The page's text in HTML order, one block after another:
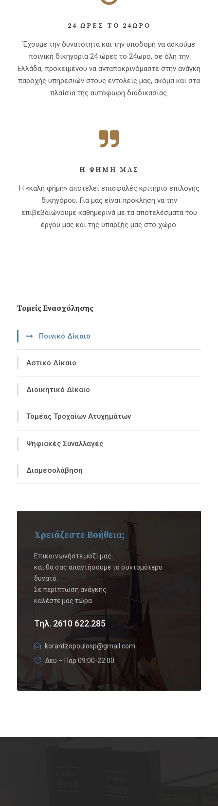
24 ΩΡΕΣ ΤΟ 24ΩΡΟ
Έχουμε την δυνατότητα και την υποδομή να ασκούμε
ποινική δικηγορία 24 ώρες το 24ωρο, σε όλη την
Ελλάδα, προκειμένου να ανταποκρινόμαστε στην ανάγκη
παροχής υπηρεσιών στους εντολείς μας, ακόμα και στα
πλαίσια της αυτόφωρη διαδικασίας.
Η ΦΉΜΗ ΜΑΣ
Η «καλή φήμη» αποτελεί επισφαλές κριτήριο επιλογής
δικηγόρου. Για μας είναι πρόκληση να την
επιβεβαιώνουμε καθημερινά με τα αποτελέσματα του
έργου μας και της ύπαρξής μας στο χώρο.
Τομείς Ενασχόλησης
Ποινικό Δίκαιο
Αστικό Δίκαιο
Διοικητικό Δίκαιο
Τομέας Τροχαίων Ατυχημάτων
Ψηφιακές Συναλλαγές
Διαμεσολάβηση
Χρειάζεστε Βοήθεια;
Επικοινωνήστε μαζί μας
και θα σας απαντήσουμε το συντομότερο
δυνατό.
Σε περίπτωση ανάγκης
καλέστε μας τώρα.
Τηλ. 2610 622.285
korantzopoulosp@gmail.com
Δευ – Παρ 09:00-22:00